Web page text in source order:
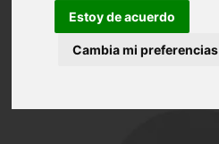
Estoy de acuerdo
Cambia mi preferencias